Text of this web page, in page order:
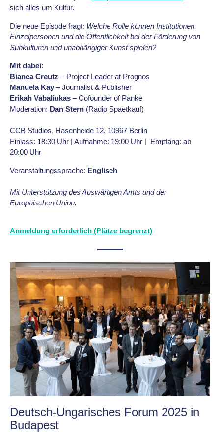
sich alles um Kultur.
Die neue Episode fragt: Welche Rolle können Institutionen,
Einzelpersonen und die Öffentlichkeit bei der Förderung von
Subkulturen und unabhängiger Kunst spielen?
Mit dabei:
Bianca Creutz – Project Leader at Prognos
Manuela Kay – Journalist & Publisher
Erikah Vabaliukas – Cofounder of Panke
Moderation: Dan Stern (Radio Spaetkauf)
CCB Studios, Hasenheide 12, 10967 Berlin
Einlass: 18:30 Uhr | Aufnahme: 19:00 Uhr | Empfang: ab
20:00 Uhr
Veranstaltungssprache: Englisch
Mit Unterstützung des Auswärtigen Amts und der
Europäischen Union.
Anmeldung erforderlich (Plätze begrenzt)
Deutsch-Ungarisches Forum 2025 in
Budapest